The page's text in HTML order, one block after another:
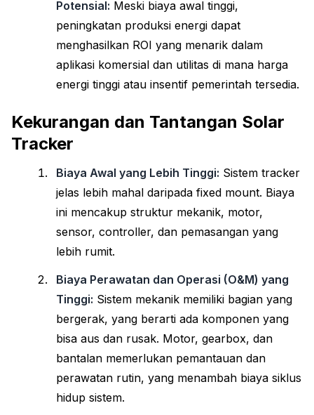
Potensial: Meski biaya awal tinggi,
peningkatan produksi energi dapat
menghasilkan ROI yang menarik dalam
aplikasi komersial dan utilitas di mana harga
energi tinggi atau insentif pemerintah tersedia.
Kekurangan dan Tantangan Solar
Tracker
Biaya Awal yang Lebih Tinggi: Sistem tracker
jelas lebih mahal daripada fixed mount. Biaya
ini mencakup struktur mekanik, motor,
sensor, controller, dan pemasangan yang
lebih rumit.
Biaya Perawatan dan Operasi (O&M) yang
Tinggi: Sistem mekanik memiliki bagian yang
bergerak, yang berarti ada komponen yang
bisa aus dan rusak. Motor, gearbox, dan
bantalan memerlukan pemantauan dan
perawatan rutin, yang menambah biaya siklus
hidup sistem.